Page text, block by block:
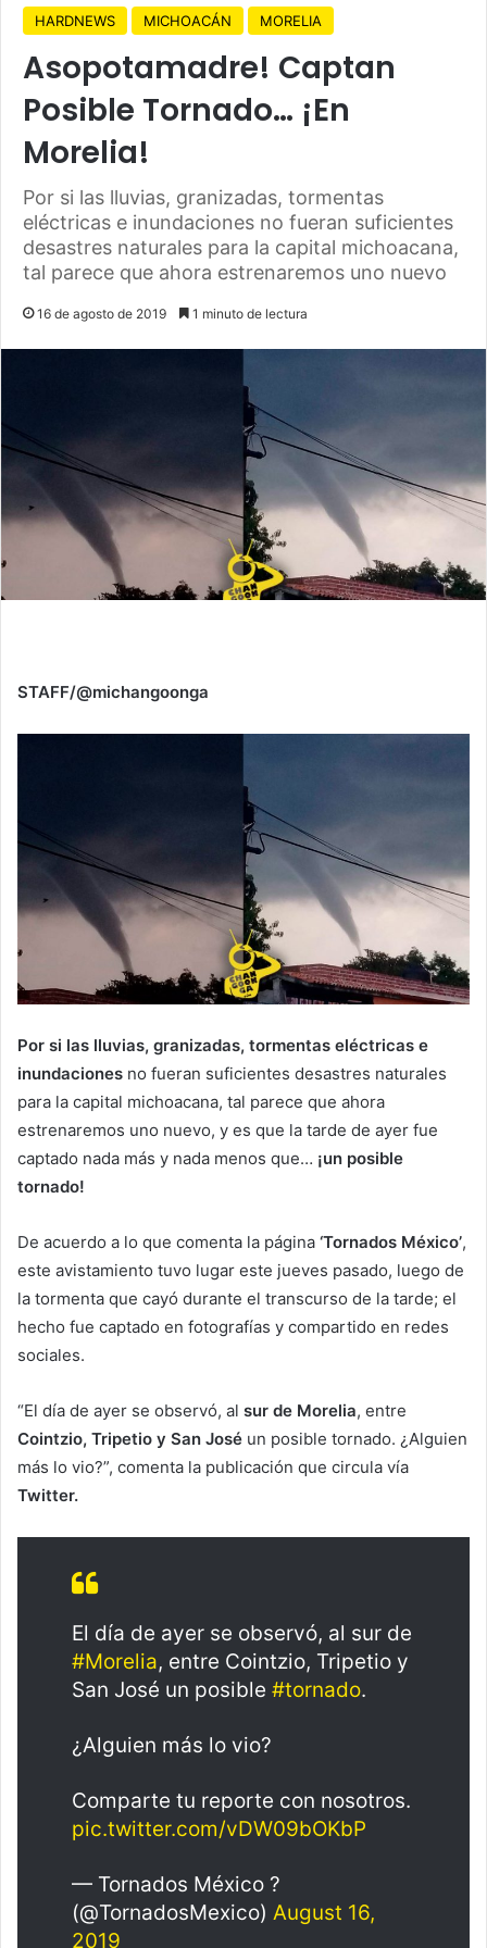
HARDNEWS MICHOACÁN MORELIA
Asopotamadre! Captan
Posible Tornado… ¡En
Morelia!
Por si las lluvias, granizadas, tormentas
eléctricas e inundaciones no fueran suficientes
desastres naturales para la capital michoacana,
tal parece que ahora estrenaremos uno nuevo
16 de agosto de 2019 1 minuto de lectura
STAFF/@michangoonga
Por si las lluvias, granizadas, tormentas eléctricas e
inundaciones no fueran suficientes desastres naturales
para la capital michoacana, tal parece que ahora
estrenaremos uno nuevo, y es que la tarde de ayer fue
captado nada más y nada menos que… ¡un posible
tornado!
De acuerdo a lo que comenta la página ‘Tornados México’,
este avistamiento tuvo lugar este jueves pasado, luego de
la tormenta que cayó durante el transcurso de la tarde; el
hecho fue captado en fotografías y compartido en redes
sociales.
“El día de ayer se observó, al sur de Morelia, entre
Cointzio, Tripetio y San José un posible tornado. ¿Alguien
más lo vio?”, comenta la publicación que circula vía
Twitter.
El día de ayer se observó, al sur de
#Morelia, entre Cointzio, Tripetio y
San José un posible #tornado.
¿Alguien más lo vio?
Comparte tu reporte con nosotros.
pic.twitter.com/vDW09bOKbP
— Tornados México ?️
(@TornadosMexico) August 16,
2019